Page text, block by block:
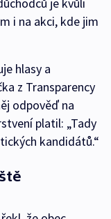
i na akci, kde jim
hlasy a
z Transparency
odpověď na
platil: „Tady
kandidátů.“